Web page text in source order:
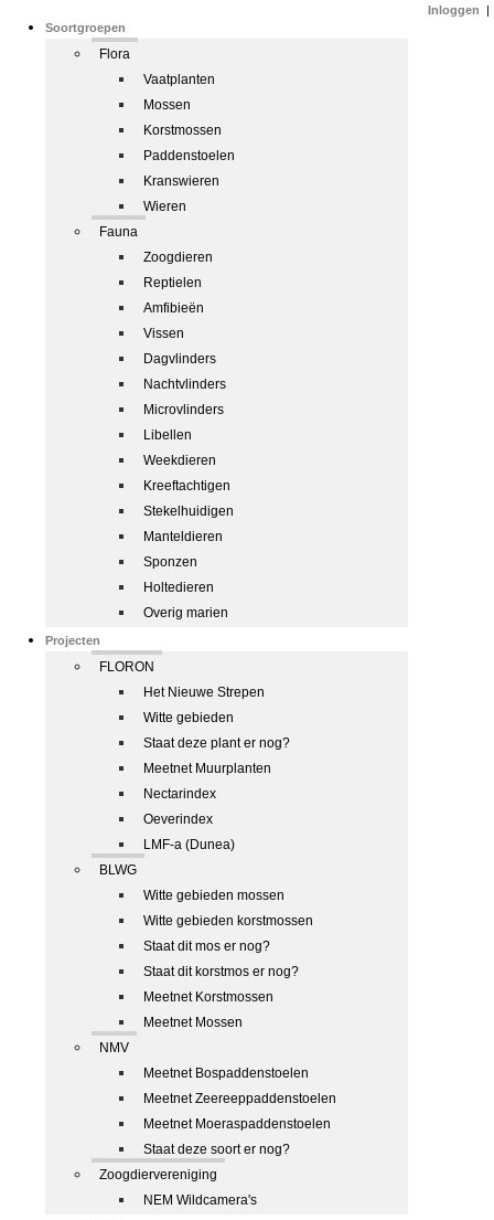
Soortgroepen
Flora
Vaatplanten
Mossen
Korstmossen
Paddenstoelen
Kranswieren
Wieren
Fauna
Zoogdieren
Reptielen
Amfibieën
Vissen
Dagvlinders
Nachtvlinders
Microvlinders
Libellen
Weekdieren
Kreeftachtigen
Stekelhuidigen
Manteldieren
Sponzen
Holtedieren
Overig marien
Projecten
FLORON
Het Nieuwe Strepen
Witte gebieden
Staat deze plant er nog?
Meetnet Muurplanten
Nectarindex
Oeverindex
LMF-a (Dunea)
BLWG
Witte gebieden mossen
Witte gebieden korstmossen
Staat dit mos er nog?
Staat dit korstmos er nog?
Meetnet Korstmossen
Meetnet Mossen
NMV
Meetnet Bospaddenstoelen
Meetnet Zeereeppaddenstoelen
Meetnet Moeraspaddenstoelen
Staat deze soort er nog?
Zoogdiervereniging
NEM Wildcamera's
Inloggen |